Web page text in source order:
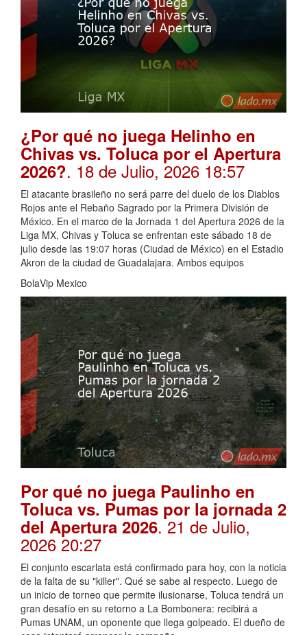
¿Por qué no juega Helinho en
Chivas vs. Toluca por el Apertura
2026?. 18 de Julio, 2026 18:57
El atacante brasileño no será parre del duelo de los Diablos
Rojos ante el Rebaño Sagrado por la Primera División de
México. En el marco de la Jornada 1 del Apertura 2026 de la
Liga MX, Chivas y Toluca se enfrentan este sábado 18 de
julio desde las 19:07 horas (Ciudad de México) en el Estadio
Akron de la ciudad de Guadalajara. Ambos equipos
BolaVip Mexico
Por qué no juega Paulinho en
Toluca vs. Pumas por la jornada 2
del Apertura 2026. 21 de Julio,
2026 20:27
El conjunto escarlata está confirmado para hoy, con la noticia
de la falta de su "killer". Qué se sabe al respecto. Luego de
un inicio de torneo que permite ilusionarse, Toluca tendrá un
gran desafío en su retorno a La Bombonera: recibirá a
Pumas UNAM, un oponente que llega golpeado. El dueño de